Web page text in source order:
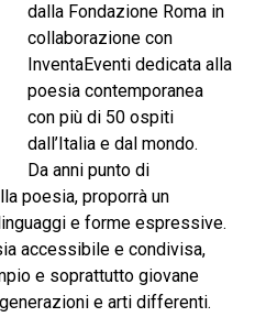
dalla Fondazione Roma in
collaborazione con
InventaEventi dedicata alla
poesia contemporanea
con più di 50 ospiti
dall’Italia e dal mondo.
Da anni punto di
poesia, proporrà un
e forme espressive.
accessibile e condivisa,
e soprattutto giovane
e arti differenti.